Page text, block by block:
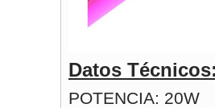
Datos
POTENCIA: 20W